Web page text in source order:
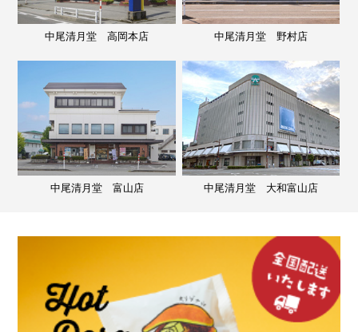
中尾清月堂 高岡本店 中尾清月堂 野村店
中尾清月堂 富山店 中尾清月堂 大和富山店